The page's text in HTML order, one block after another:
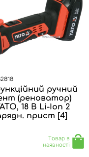
ручний
(реноватор)
18 В Li-Ion 2
прист [4]
Товар в
наявності